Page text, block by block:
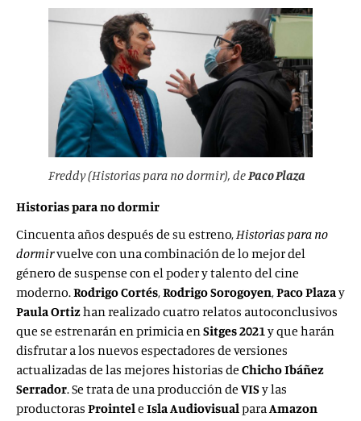
Freddy(Historias para no dormir), de Paco Plaza
Historias para no dormir
Cincuenta años después de su estreno, Historias para no
dormirvuelve con una combinación de lo mejor del
género de suspense con el poder y talento del cine
moderno.Rodrigo Cortés,Rodrigo Sorogoyen,Paco Plazay
Paula Ortizhan realizado cuatro relatos autoconclusivos
que se estrenarán en primicia en Sitges 2021 y que harán
disfrutar a los nuevos espectadores de versiones
actualizadas de las mejores historias de Chicho Ibáñez
Serrador. Se trata de una producción deVISy las
productoras Prointel e Isla Audiovisual para Amazon